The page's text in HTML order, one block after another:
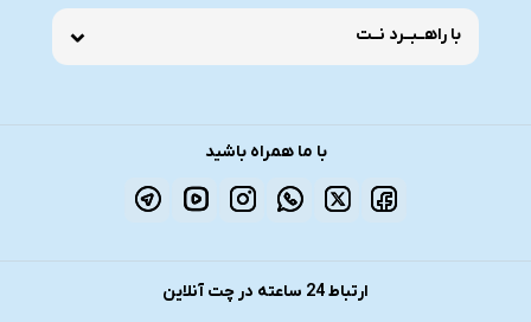
با راهــبــرد نــت
با ما همراه باشید
ارتباط 24 ساعته در چت آنلاین